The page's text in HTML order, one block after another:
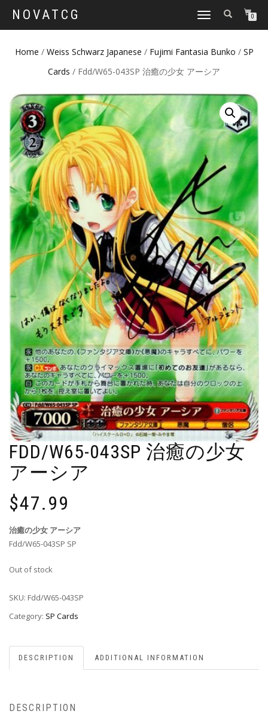
NOVATCG
TOGGLE
0
Home / Weiss Schwarz Japanese / Fujimi Fantasia Bunko / SP
Cards / Fdd/W65-043SP 治癒の少女 アーシア
FDD/W65-043SP 治癒の少女
アーシア
$47.99
治癒の少女 アーシア
Fdd/W65-043SP SP
Out of stock
SKU: Fdd/W65-043SP
Category: SP Cards
DESCRIPTION ADDITIONAL INFORMATION
DESCRIPTION